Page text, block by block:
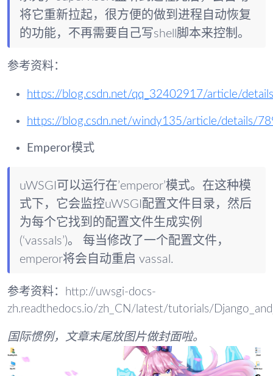
将它重新拉起，很方便的做到进程自动恢复
的功能，不再需要自己写shell脚本来控制。
参考资料：
https://blog.csdn.net/qq_32402917/article/
https://blog.csdn.net/windy135/article/details/
Emperor模式
uWSGI可以运行在’emperor’模式。在这种模
式下，它会监控uWSGI配置文件目录，然后
为每个它找到的配置文件生成实例
(‘vassals’)。 每当修改了一个配置文件，
emperor将会自动重启 vassal.
参考资料：http://uwsgi-docs-
zh.readthedocs.io/zh_CN/latest/tutorials/
国际惯例，文章末尾放图片做封面啦。